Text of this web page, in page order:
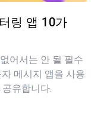
링 앱 10가
어서는 안 될 필수
메시지 앱을 사용
유합니다.